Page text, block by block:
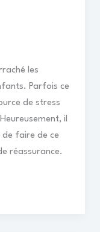
les
Parfois ce
de stress
il
faire de ce
réassurance.